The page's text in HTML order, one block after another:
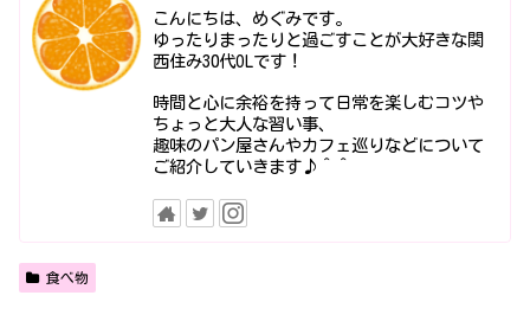
こんにちは、めぐみです。
ゆったりまったりと過ごすことが大好きな関
西住み30代OLです！
時間と心に余裕を持って日常を楽しむコツや
ちょっと大人な習い事、
趣味のパン屋さんやカフェ巡りなどについて
ご紹介していきます♪＾＾
食べ物